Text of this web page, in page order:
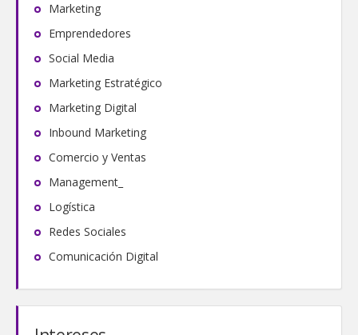
Marketing
Emprendedores
Social Media
Marketing Estratégico
Marketing Digital
Inbound Marketing
Comercio y Ventas
Management_
Logística
Redes Sociales
Comunicación Digital